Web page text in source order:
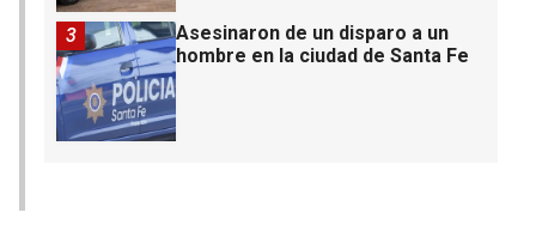
Asesinaron de un disparo a un
hombre en la ciudad de Santa Fe
3